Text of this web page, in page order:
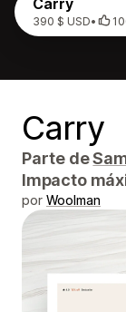
Carry
390 $ USD•
Carry
Parte de
Impacto
por Woolman